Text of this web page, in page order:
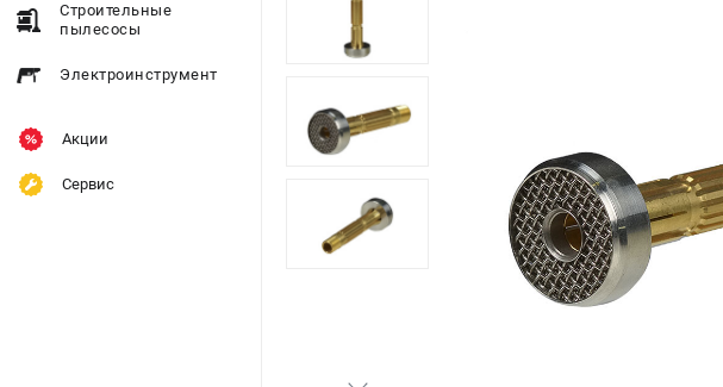
Строительные
пылесосы
Электроинструмент
Акции
Сервис